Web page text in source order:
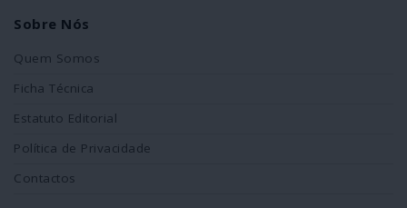
Sobre Nós
Quem Somos
Ficha Técnica
Estatuto Editorial
Política de Privacidade
Contactos